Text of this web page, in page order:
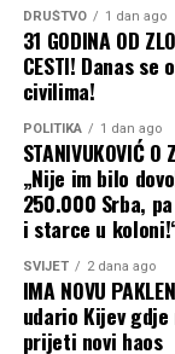
Kako navodi
argumente,
tvrdili da je
“Voda 3” preko
neistina.
“Opet
se iz
tom
DRUŠTVO 1 dan ago
31 GODINA OD
CESTI! Danas
civilima!
POLITIKA 1 dan ago
STANIVUKOVIĆ O
„Nije im bilo
250.000 Srba,
i starce u
SVIJET 2 dana ago
IMA NOVU
udario Kijev
prijeti novi haos